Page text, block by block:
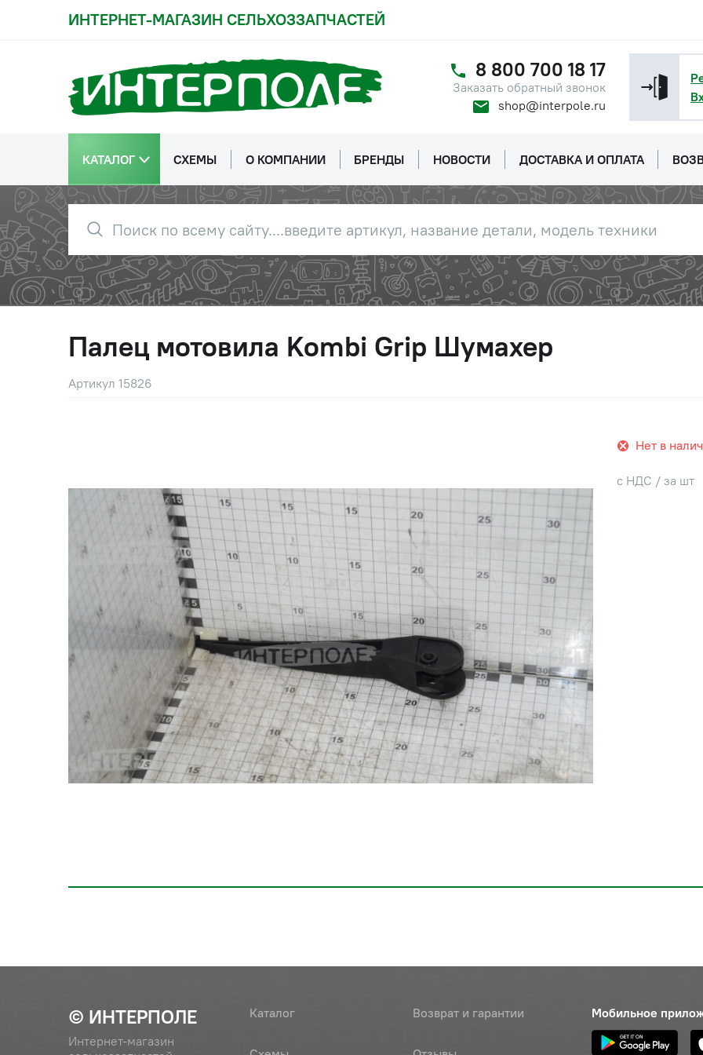
ИНТЕРНЕТ-МАГАЗИН СЕЛЬХОЗЗАПЧАСТЕЙ
8 800 700 18 17
Заказать обратный звонок
shop@interpole.ru
КАТАЛОГ СХЕМЫ О КОМПАНИИ БРЕНДЫ НОВОСТИ ДОСТАВКА И ОПЛАТА
Палец мотовила Kombi Grip Шумахер
Артикул 15826
Нет в
с НДС / за шт
© ИНТЕРПОЛЕ
Интернет-магазин
Каталог Возврат и гарантии Мобильное